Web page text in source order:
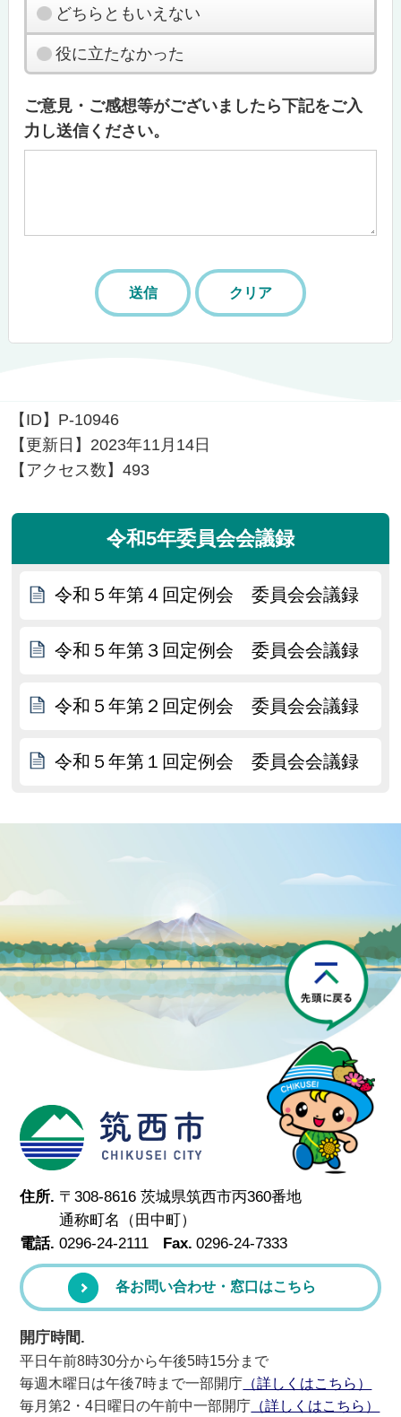
どちらともいえない
役に立たなかった
ご意見・ご感想等がございましたら下記をご入
力し送信ください。
【ID】 P-10946
【更新日】 2023年11月14日
【アクセス数】493
令和5年委員会会議録
令和５年第４回定例会 委員会会議録
令和５年第３回定例会 委員会会議録
令和５年第２回定例会 委員会会議録
令和５年第１回定例会 委員会会議録
筑西市
住所. 〒308-8616 茨城県筑西市丙360番地
通称町名（田中町）
電話. 0296-24-2111 Fax. 0296-24-7333
各お問い合わせ・窓口はこちら
開庁時間.
平日午前8時30分から午後5時15分まで
毎週木曜日は午後7時まで一部開庁 （詳しくはこちら）
毎月第2・4日曜日の午前中一部開庁 （詳しくはこちら）